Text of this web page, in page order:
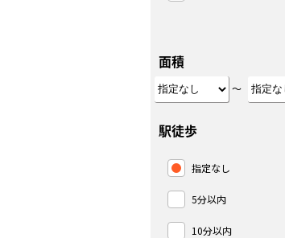
面積
～
駅徒歩
指定なし
5分以内
10分以内